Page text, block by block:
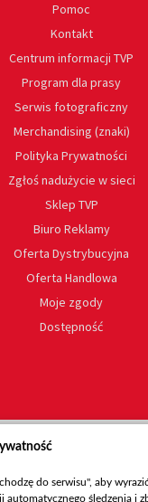
Pomoc
Kontakt
Centrum informacji TVP
Program dla prasy
Serwis fotograficzny
Merchandising (znaki)
Polityka Prywatności
Zgłoś nadużycie w sieci
Sklep TVP
Biuro Reklamy
Oferta Dystrybucyjna
Oferta Handlowa
Moje zgody
Dostępność
do serwisu", aby
automatycznego śledzenia i